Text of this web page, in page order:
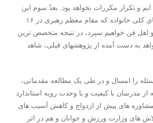
و تکرار مکررات نخواهد بود. بعدُ سوم این
طرح این است که در راستای سند ملی، قانون تسهیل ازدواج و در نهایت سیاست های کلی خانواده که مقام معظم رهبری در ۱۶
و اهل فن خواهیم سپرد، در نتیجه متخصص ترین
به دست آمده از پژوهشهای قبلی، شاهد
را امسال و در طی یک مطالعه مقدماتی،
که از مدرسان با کیفیت و با وحدت رویه استاندارد
مشاوره های پیش از ازدواج و کاهش آسیب های
های وزارت ورزش و جوانان و هم در اثر